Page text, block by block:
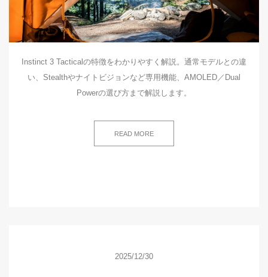
Instinct 3 Tacticalの特徴をわかりやすく解説。通常モデルとの違
い、Stealthやナイトビジョンなど専用機能、AMOLED／Dual
Powerの選び方まで解説します。
READ MORE
2025/12/30